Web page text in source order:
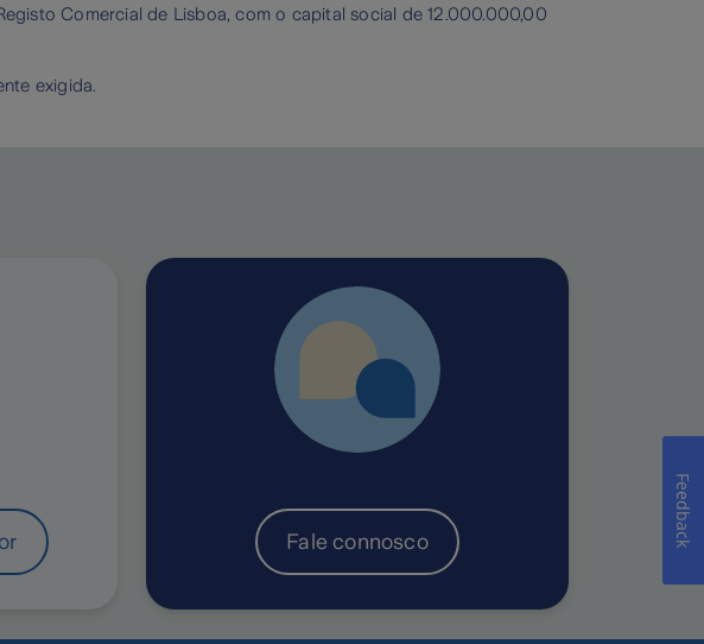
Comercial de Lisboa, com o capital social de 12.000.000,00
exigida.
Fale connosco Feedback